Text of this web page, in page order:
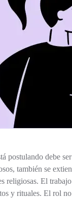
debe
también se
El
y rituales. El rol